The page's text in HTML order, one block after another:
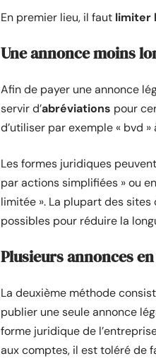
En premier lieu, il faut limiter
Une annonce moins
Afin de payer une annonce
servir d’abréviations pour
d’utiliser par exemple « bvd
Les formes juridiques
par actions simplifiées » ou
limitée ». La plupart des
possibles pour réduire la
Plusieurs annonces
La deuxième méthode
publier une seule annonce
forme juridique de
aux comptes, il est toléré de